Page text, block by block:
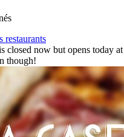
restaurants
closed now but opens today at
though!